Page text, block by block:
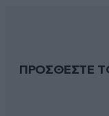
ΠΡΟΣΘΕΣΤΕ